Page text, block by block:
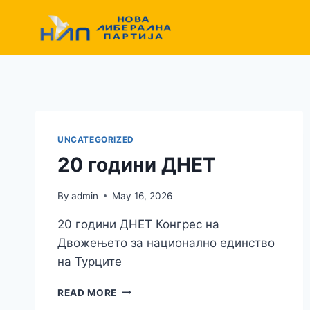
UNCATEGORIZED
20 години ДНЕТ
By admin May 16, 2026
20 години ДНЕТ Конгрес на
Двожењето за национално единство
на Турците
READ MORE 20